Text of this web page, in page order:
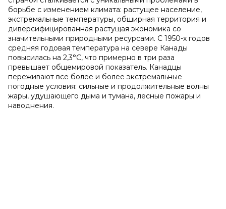
борьбе с изменением климата: растущее население,
экстремальные температуры, обширная территория и
диверсифицированная растущая экономика со
значительными природными ресурсами. С 1950-х годов
средняя годовая температура на севере Канады
повысилась на 2,3°C, что примерно в три раза
превышает общемировой показатель. Канадцы
переживают все более и более экстремальные
погодные условия: сильные и продолжительные волны
жары, удушающего дыма и тумана, лесные пожары и
наводнения.